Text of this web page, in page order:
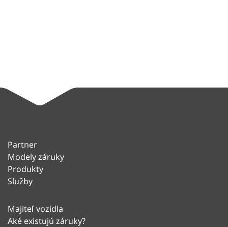
Partner
Modely záruky
Produkty
Služby
Majiteľ vozidla
Aké existujú záruky?